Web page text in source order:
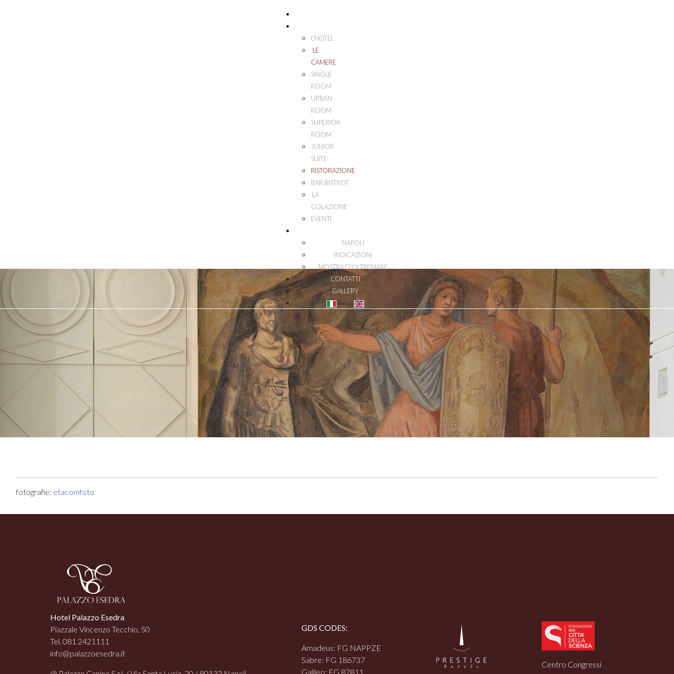
L'HOTEL
LE
CAMERE
SINGLE
ROOM
URBAN
ROOM
SUPERIOR
ROOM
JUNIOR
SUITE
RISTORAZIONE
BAR.BISTROT
LA
COLAZIONE
EVENTI
NAPOLI
INDICAZIONI
MOSTRA D'OLTREMARE
CONTATTI
GALLERY
Seleziona la tua lingua
fotografie: etacomfoto
Hotel Palazzo Esedra
Piazzale Vincenzo Tecchio, 50
Tel. 081 2421111
info@palazzoesedra.it
GDS CODES:
Amadeus: FG NAPPZE
Sabre: FG 186737
Galileo: FG 82811
Centro Congressi